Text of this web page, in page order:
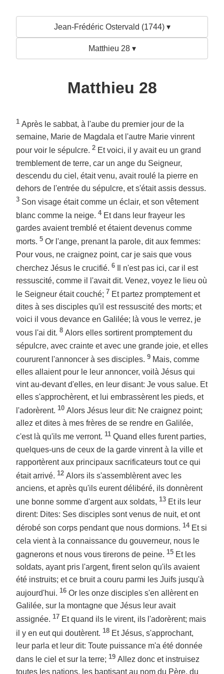
Jean-Frédéric Ostervald (1744) ▾
Matthieu 28 ▾
Matthieu 28
1 Après le sabbat, à l'aube du premier jour de la
semaine, Marie de Magdala et l'autre Marie vinrent
pour voir le sépulcre. 2 Et voici, il y avait eu un grand
tremblement de terre, car un ange du Seigneur,
descendu du ciel, était venu, avait roulé la pierre en
dehors de l'entrée du sépulcre, et s'était assis dessus.
3 Son visage était comme un éclair, et son vêtement
blanc comme la neige. 4 Et dans leur frayeur les
gardes avaient tremblé et étaient devenus comme
morts. 5 Or l'ange, prenant la parole, dit aux femmes:
Pour vous, ne craignez point, car je sais que vous
cherchez Jésus le crucifié. 6
Il n'est pas ici, car il est
ressuscité, comme il l'avait dit. Venez, voyez le lieu où
le Seigneur était couché; 7 Et partez promptement et
dites à ses disciples qu'il est ressuscité des morts; et
voici il vous devance en Galilée; là vous le verrez, je
vous l'ai dit. 8 Alors elles sortirent promptement du
sépulcre, avec crainte et avec une grande joie, et elles
coururent l'annoncer à ses disciples. 9 Mais, comme
elles allaient pour le leur annoncer, voilà Jésus qui
vint au-devant d'elles, en leur disant: Je vous salue. Et
elles s'approchèrent, et lui embrassèrent les pieds, et
l'adorèrent. 10 Alors Jésus leur dit: Ne craignez point;
allez et dites à mes frères de se rendre en Galilée,
c'est là qu'ils me verront. 11 Quand elles furent parties,
quelques-uns de ceux de la garde vinrent à la ville et
rapportèrent aux principaux sacrificateurs tout ce qui
était arrivé. 12 Alors ils s'assemblèrent avec les
anciens, et après qu'ils eurent délibéré, ils donnèrent
une bonne somme d'argent aux soldats, 13 Et ils leur
dirent: Dites: Ses disciples sont venus de nuit, et ont
dérobé son corps pendant que nous dormions. 14 Et si
cela vient à la connaissance du gouverneur, nous le
gagnerons et nous vous tirerons de peine. 15 Et les
soldats, ayant pris l'argent, firent selon qu'ils avaient
été instruits; et ce bruit a couru parmi les Juifs jusqu'à
aujourd'hui. 16 Or les onze disciples s'en allèrent en
Galilée, sur la montagne que Jésus leur avait
assignée. 17 Et quand ils le virent, ils l'adorèrent; mais
il y en eut qui doutèrent. 18 Et Jésus, s'approchant,
leur parla et leur dit: Toute puissance m'a été donnée
dans le ciel et sur la terre; 19 Allez donc et instruisez
toutes les nations, les baptisant au nom du Père, du